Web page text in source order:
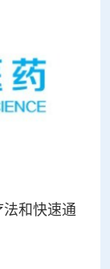
和快速通